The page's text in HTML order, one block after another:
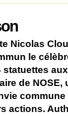
Nicolas
le
de NOSE,
actions.